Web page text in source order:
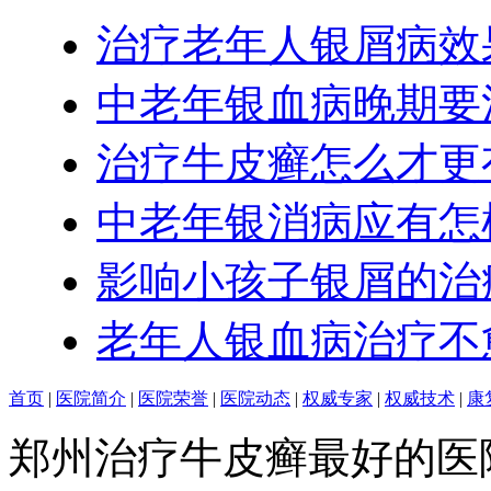
治疗老年人银屑病
中老年银血病晚期
治疗牛皮癣怎么才
中老年银消病应有
影响小孩子银屑的
老年人银血病治疗
首页 | 医院简介 | 医院荣誉 | 医院动态 | 权威专家 | 权威技术 | 康
郑州治疗牛皮癣最好的